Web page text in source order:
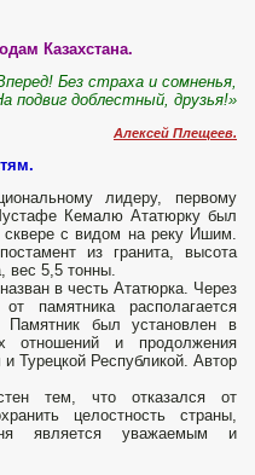
Казахстана.
Без страха и сомненья,
подвиг доблестный, друзья!»
Алексей Плещеев.
лидеру, первому
Кемалю Ататюрку был
сквере с видом на реку Ишим.
из гранита, высота
вес 5,5 тонны.
в честь Ататюрка. Через
памятника располагается
Памятник был установлен в
отношений и продолжения
Турецкой Республикой. Автор
тем, что отказался от
целостность страны,
является уважаемым и